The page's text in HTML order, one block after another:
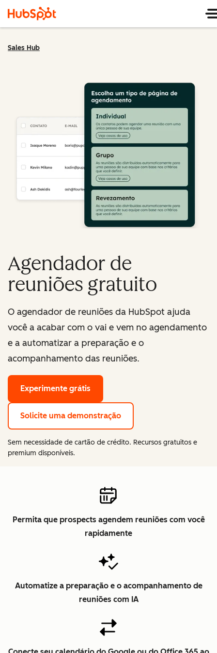
Sales Hub
Agendador de
reuniões gratuito
O agendador de reuniões da HubSpot ajuda
você a acabar com o vai e vem no agendamento
e a automatizar a preparação e o
acompanhamento das reuniões.
Experimente grátis
Solicite uma demonstração
Sem necessidade de cartão de crédito. Recursos gratuitos e
premium disponíveis.
Permita que prospects agendem reuniões com você
rapidamente
Automatize a preparação e o acompanhamento de
reuniões com IA